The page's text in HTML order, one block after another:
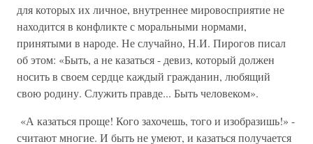
для которых их личное, внутреннее мировосприятие не
находится в конфликте с моральными нормами,
принятыми в народе. Не случайно, Н.И. Пирогов писал
об этом: «Быть, а не казаться - девиз, который должен
носить в своем сердце каждый гражданин, любящий
свою родину. Служить правде... Быть человеком».
«А казаться проще! Кого захочешь, того и изобразишь!» -
считают многие. И быть не умеют, и казаться получается